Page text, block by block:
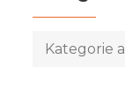
Kategorien